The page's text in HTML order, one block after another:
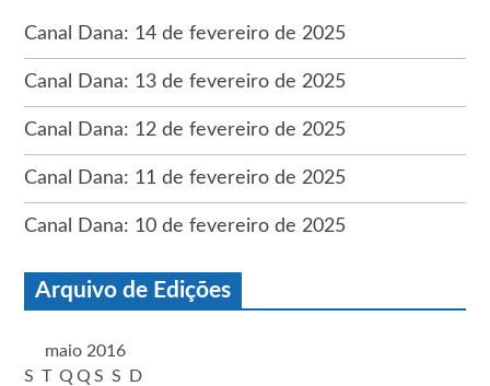
Canal Dana: 14 de fevereiro de 2025
Canal Dana: 13 de fevereiro de 2025
Canal Dana: 12 de fevereiro de 2025
Canal Dana: 11 de fevereiro de 2025
Canal Dana: 10 de fevereiro de 2025
Arquivo de Edições
maio 2016
S T Q Q S S D